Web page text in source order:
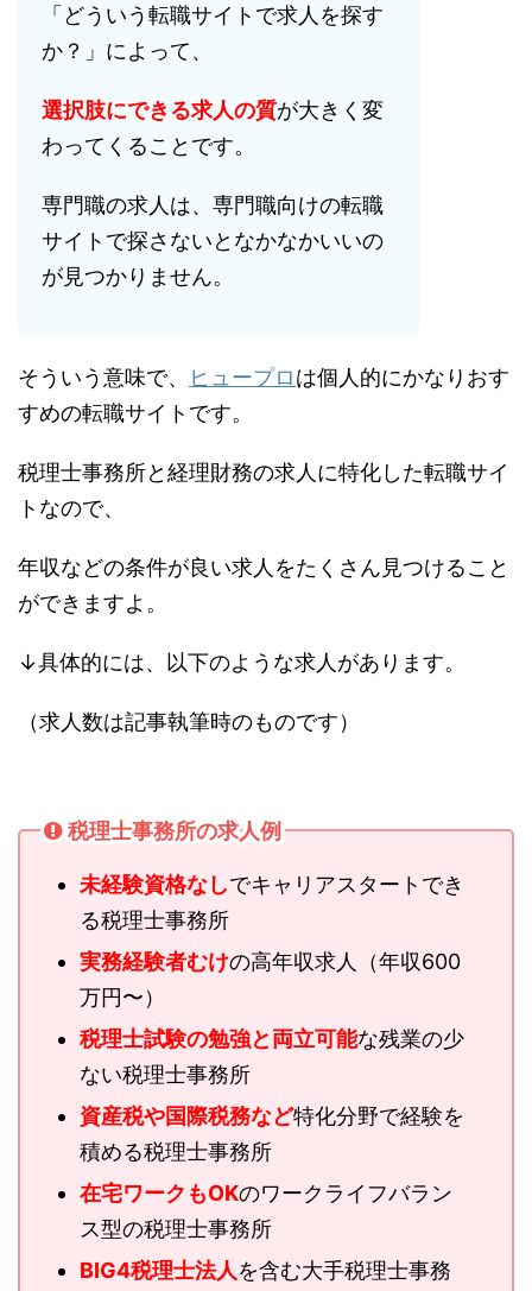
「どういう転職サイトで求人を探す
か？」によって、
選択肢にできる求人の質が大きく変
わってくることです。
専門職の求人は、専門職向けの転職
サイトで探さないとなかなかいいの
が見つかりません。
そういう意味で、 ヒュープロは個人的にかなりおす
すめの転職サイトです。
税理士事務所と経理財務の求人に特化した転職サイ
トなので、
年収などの条件が良い求人をたくさん見つけること
ができますよ。
↓具体的には、以下のような求人があります。
（求人数は記事執筆時のものです）
税理士事務所の求人例
未経験資格なしでキャリアスタートでき
る税理士事務所
実務経験者むけの高年収求人（年収600
万円〜）
税理士試験の勉強と両立可能な残業の少
ない税理士事務所
資産税や国際税務など特化分野で経験を
積める税理士事務所
在宅ワークもOKのワークライフバラン
ス型の税理士事務所
BIG4税理士法人を含む大手税理士事務